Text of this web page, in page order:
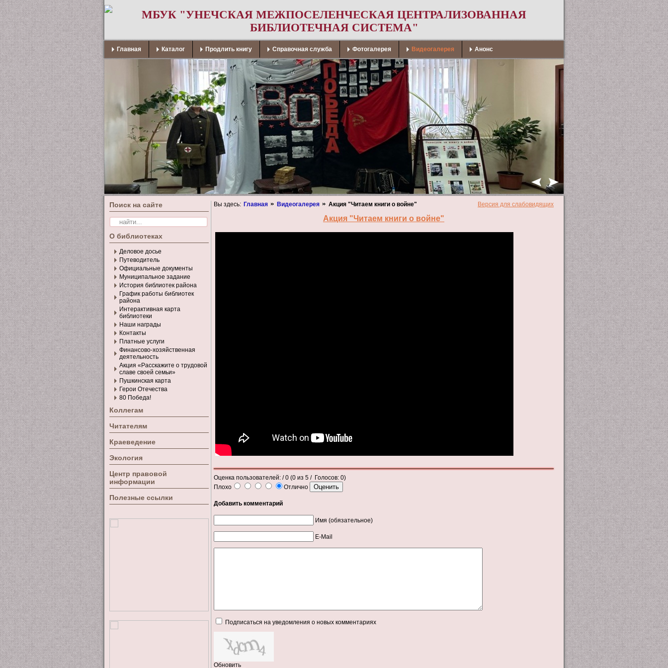
МБУК "УНЕЧСКАЯ МЕЖПОСЕЛЕНЧЕСКАЯ ЦЕНТРАЛИЗОВАННАЯ
БИБЛИОТЕЧНАЯ СИСТЕМА"
Главная Каталог Продлить книгу Справочная служба Фотогалерея Видеогалерея Анонс
Поиск на сайте
О библиотеках
Деловое досье
Путеводитель
Официальные документы
Муниципальное задание
История библиотек района
График работы библиотек
района
Интерактивная карта
библиотеки
Наши награды
Контакты
Платные услуги
Финансово-хозяйственная
деятельность
Акция «Расскажите о трудовой
славе своей семьи»
Пушкинская карта
Герои Отечества
80 Победа!
Коллегам
Читателям
Краеведение
Экология
Центр правовой
информации
Полезные ссылки
Вы здесь: Главная Видеогалерея Акция "Читаем книги о войне" Версия для слабовидящих
Акция "Читаем книги о войне"
Оценка пользователей: / 0 (0 из 5 / Голосов: 0)
Плохо
Отлично
Добавить комментарий
Имя (обязательное)
E-Mail
Подписаться на уведомления о новых комментариях
Обновить